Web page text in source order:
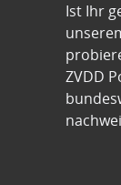
Ist Ihr
ZVDD